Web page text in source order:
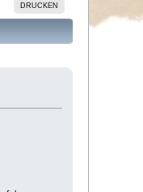
DRUCKEN